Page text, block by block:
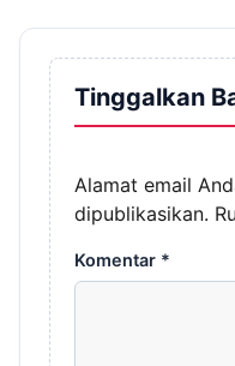
Tinggalkan
Alamat email
dipublikasikan.
Komentar *